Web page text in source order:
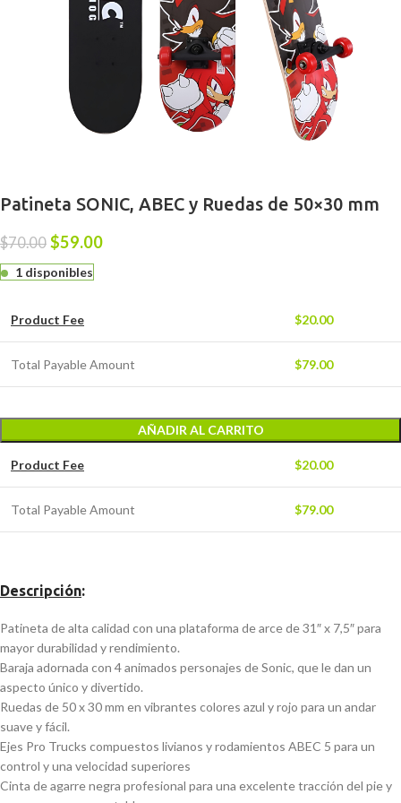
Patineta SONIC, ABEC y Ruedas de 50×30 mm
$70.00 $59.00
1 disponibles
Product Fee $20.00
Total Payable Amount $79.00
AÑADIR AL CARRITO
Product Fee $20.00
Total Payable Amount $79.00
Descripción:
Patineta de alta calidad con una plataforma de arce de 31″ x 7,5″ para
mayor durabilidad y rendimiento.
Baraja adornada con 4 animados personajes de Sonic, que le dan un
aspecto único y divertido.
Ruedas de 50 x 30 mm en vibrantes colores azul y rojo para un andar
suave y fácil.
Ejes Pro Trucks compuestos livianos y rodamientos ABEC 5 para un
control y una velocidad superiores
Cinta de agarre negra profesional para una excelente tracción del pie y